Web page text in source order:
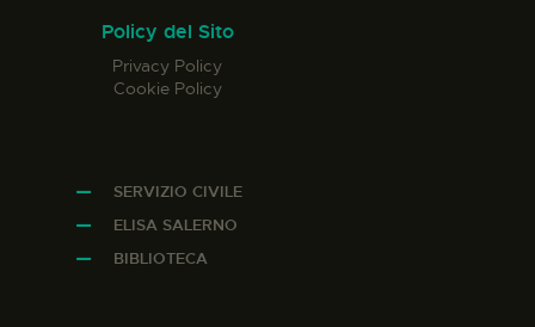
Policy del Sito
Privacy Policy
Cookie Policy
SERVIZIO CIVILE
ELISA SALERNO
BIBLIOTECA